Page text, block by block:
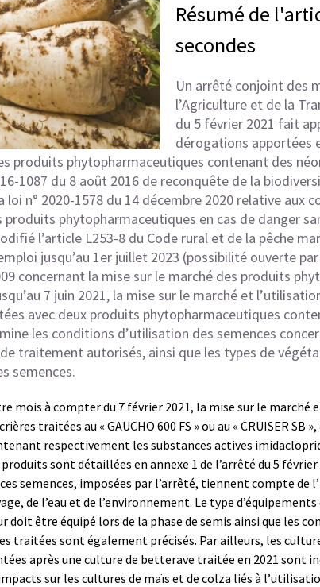
Résumé de
secondes
Un arrêté conjoint des
l’Agriculture et de la
du 5 février 2021 fait
dérogations apportées
produits phytopharmaceutiques contenant des
1087 du 8 août 2016 de reconquête de la
loi n° 2020-1578 du 14 décembre 2020 relative aux
produits phytopharmaceutiques en cas de danger
l’article L253-8 du Code rural et de la pêche
jusqu’au 1er juillet 2023 (possibilité ouverte par
concernant la mise sur le marché des produits
7 juin 2021, la mise sur le marché et
avec deux produits phytopharmaceutiques
les conditions d’utilisation des semences
traitement autorisés, ainsi que les types de
semences.
mois à compter du 7 février 2021, la mise sur le marché
traitées au « GAUCHO 600 FS » ou au « CRUISER SB
respectivement les substances actives
sont détaillées en annexe 1 de l’arrêté du 5 février
semences, imposées par l’arrêté, tiennent compte de
de l’eau et de l’environnement. Le type
doit être équipé lors de la phase de semis ainsi que les
traitées sont également précisés. Par ailleurs, les
après une culture de betterave traitée en 2021 sont
sur les cultures de maïs et de colza liés à